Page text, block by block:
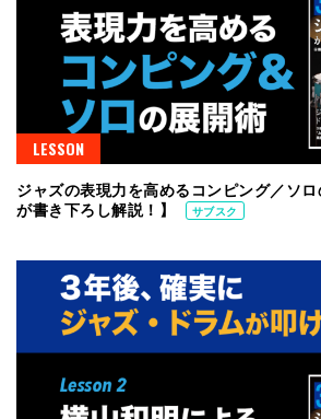
LESSON
ジャズの表現力を高めるコンピング／ソ
が書き下ろし解説！】
サブスク